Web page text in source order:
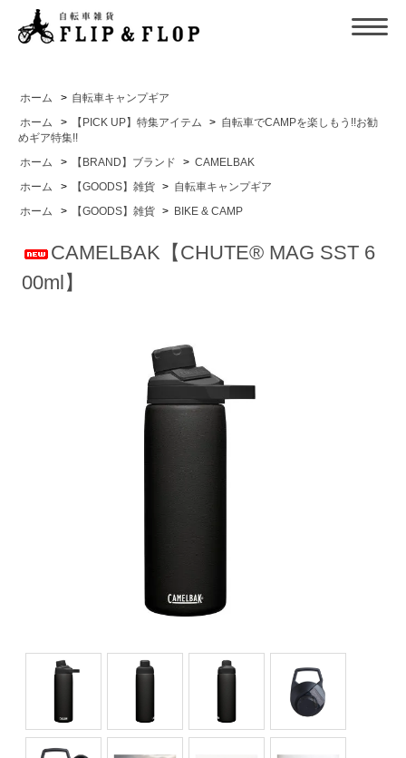
ホーム > 自転車キャンプギア
ホーム
> 【PICK UP】特集アイテム > 自転車でCAMPを楽しもう!!お勧
めギア特集!!
ホーム
> 【BRAND】ブランド > CAMELBAK
ホーム
> 【GOODS】雑貨 > 自転車キャンプギア
ホーム
> 【GOODS】雑貨 > BIKE & CAMP
CAMELBAK【CHUTE® MAG SST 6
00ml】